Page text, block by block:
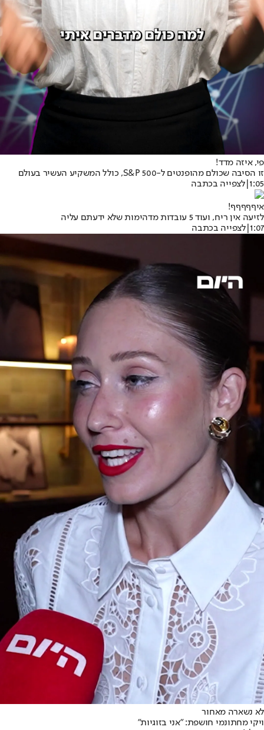
פי, איזה מדד!
זו הסיבה שכולם מהופנטים ל-S&P 500, כולל המשקיע העשיר בעולם
1:05
|לצפייה בכתבה
איףףףףף!
לזיעה אין ריח, ועוד 5 עובדות מדהימות שלא ידעתם עליה
1:07
|לצפייה בכתבה
לא נשארה מאחור
ויקי מחתונמי חושפת: ״אני בזוגיות״